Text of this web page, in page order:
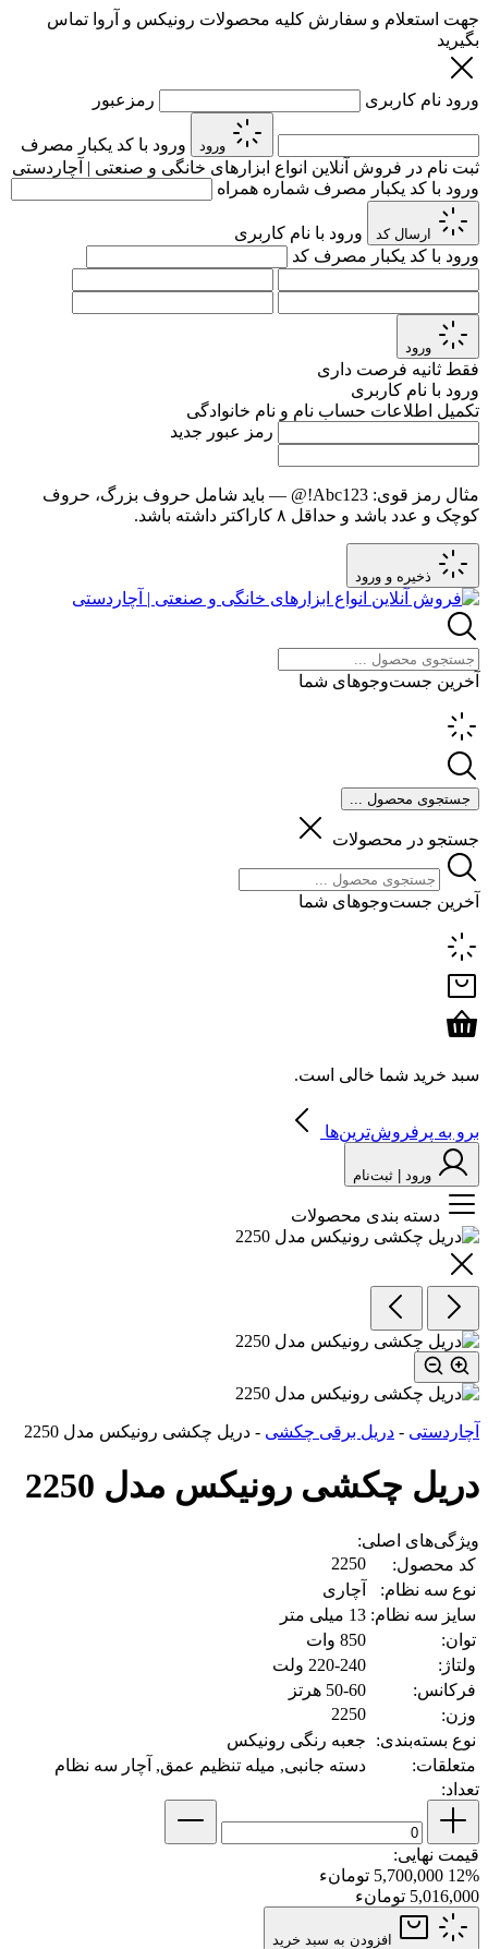
جهت استعلام و سفارش کلیه محصولات رونیکس و آروا تماس
بگیرید
ورود نام کاربری رمزعبور
ورود
ورود با کد یکبار مصرف
ثبت نام در فروش آنلاین انواع ابزارهای خانگی و صنعتی | آچاردستی
ورود با کد یکبار مصرف شماره همراه
ارسال کد
ورود با نام کاربری
ورود با کد یکبار مصرف کد
ورود
فقط ثانیه فرصت داری
ورود با نام کاربری
تکمیل اطلاعات حساب نام و نام خانوادگی
رمز عبور جدید
مثال رمز قوی: Abc123!@
— باید شامل حروف بزرگ، حروف
کوچک و عدد باشد و حداقل ۸ کاراکتر داشته باشد.
ذخیره و ورود
آخرین جست‌وجوهای شما
جستجوی محصول ...
جستجو در محصولات
آخرین جست‌وجوهای شما
سبد خرید شما خالی است.
برو به پرفروش‌ترین‌ها
ورود | ثبت‌نام
دسته بندی محصولات
آچاردستی - دریل برقی چکشی - دریل چکشی رونیکس مدل 2250
دریل چکشی رونیکس مدل 2250
ویژگی‌های اصلی:
کد محصول:
2250
نوع سه نظام:
آچاری
سایز سه نظام: 13 میلی متر
توان:
850 وات
ولتاژ:
220-240 ولت
فرکانس:
50-60 هرتز
وزن:
2250
نوع بسته‌بندی:
جعبه رنگی رونیکس
متعلقات:
دسته جانبی, میله تنظیم عمق, آچار سه نظام
تعداد:
قیمت نهایی:
12% 5,700,000 تومانء
5,016,000 تومانء
افزودن به سبد خرید